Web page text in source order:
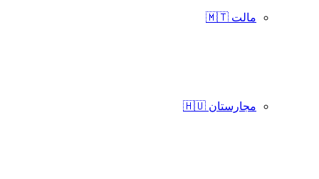
مالت 🇲🇹
مجارستان 🇭🇺